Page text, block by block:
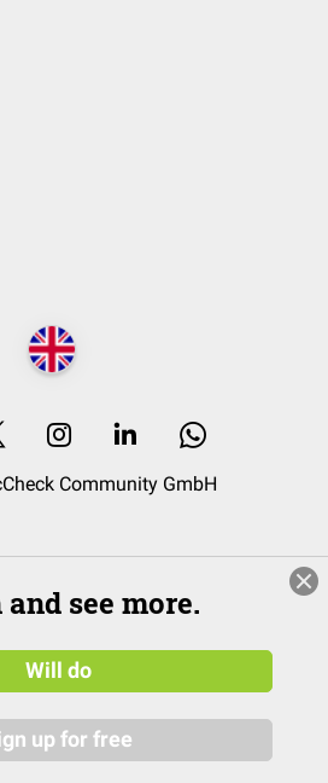
Community GmbH
see more.
Will do
up for free